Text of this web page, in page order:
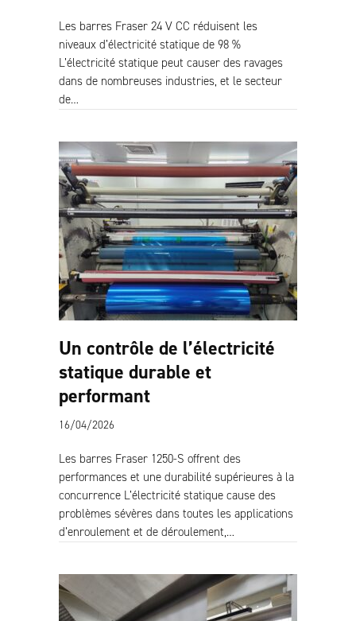
Les barres Fraser 24 V CC réduisent les
niveaux d’électricité statique de 98 %
L’électricité statique peut causer des ravages
dans de nombreuses industries, et le secteur
de…
Un contrôle de l’électricité
statique durable et
performant
16/04/2026
Les barres Fraser 1250-S offrent des
performances et une durabilité supérieures à la
concurrence L’électricité statique cause des
problèmes sévères dans toutes les applications
d’enroulement et de déroulement,…